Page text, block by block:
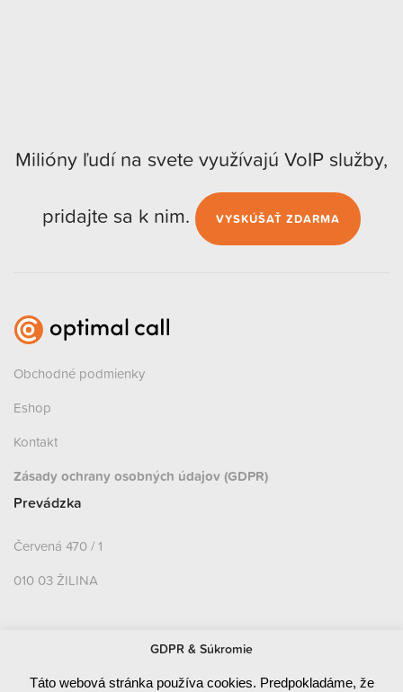
Milióny ľudí na svete využívajú VoIP služby,
pridajte sa k nim.
VYSKÚŠAŤ ZDARMA
Obchodné podmienky
Eshop
Kontakt
Zásady ochrany osobných údajov (GDPR)
Prevádzka
Červená 470 / 1
010 03 ŽILINA
Fakturačné údaje
GDPR & Súkromie
Táto webová stránka používa cookies. Predpokladáme, že